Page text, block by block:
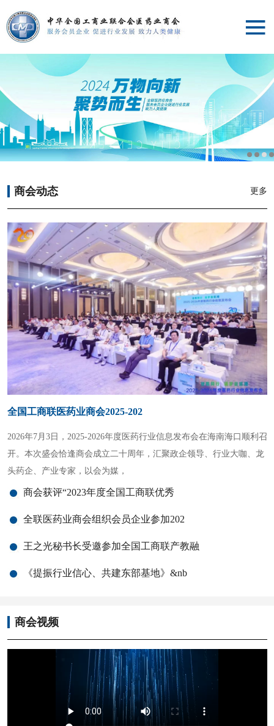
首页
商会介绍
党建工作
专业委员会
商会动态
专家委员会
品牌活动
商业合作
商会动态 更多
全国工商联医药业商会2025-202
2026年7月3日，2025-2026年度医药行业信息发布会在海南海口顺利召
开。本次盛会恰逢商会成立二十周年，汇聚政企领导、行业大咖、龙
头药企、产业专家，以会为媒，
商会获评“2023年度全国工商联优秀
全联医药业商会组织会员企业参加202
王之光秘书长受邀参加全国工商联产教融
《提振行业信心、共建东部基地》&nb
商会视频